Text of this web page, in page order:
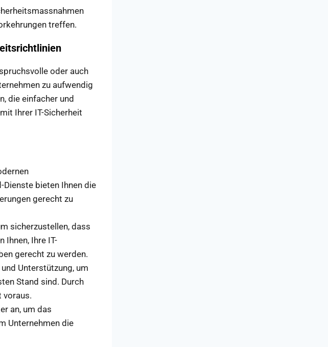
treffen.
oder auch
zu aufwendig
die einfacher und
Ihrer IT-Sicherheit
Dienste bieten Ihnen die
gerecht zu
sicherzustellen, dass
Ihnen, Ihre IT-
gerecht zu werden.
Unterstützung, um
Stand sind. Durch
voraus.
an, um das
Unternehmen die